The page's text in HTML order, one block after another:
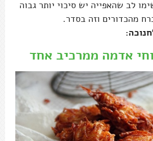
לב שהאפייה יש סיכוי יותר גבוה
מהכדורים וזה בסדר.
אדמה ממרכיב אחד